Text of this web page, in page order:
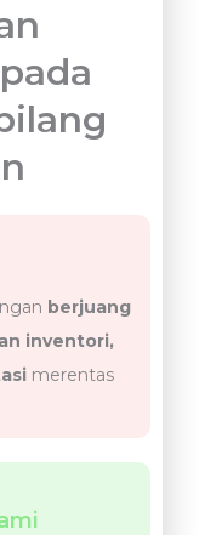
berjuang
inventori,
merentas